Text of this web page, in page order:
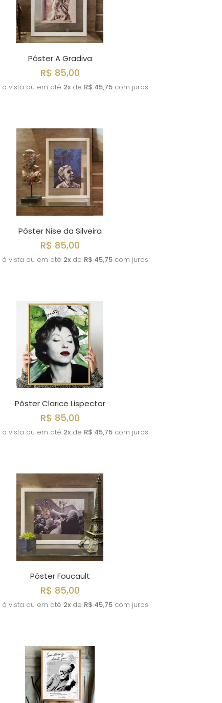
MAIOR PREÇO
A - Z
Pôster A Gradiva
R$ 85,00
à vista ou em até 2x de R$ 45,75 com juros
Pôster Nise da Silveira
R$ 85,00
à vista ou em até 2x de R$ 45,75 com juros
Pôster Clarice Lispector
R$ 85,00
à vista ou em até 2x de R$ 45,75 com juros
Pôster Foucault
R$ 85,00
à vista ou em até 2x de R$ 45,75 com juros